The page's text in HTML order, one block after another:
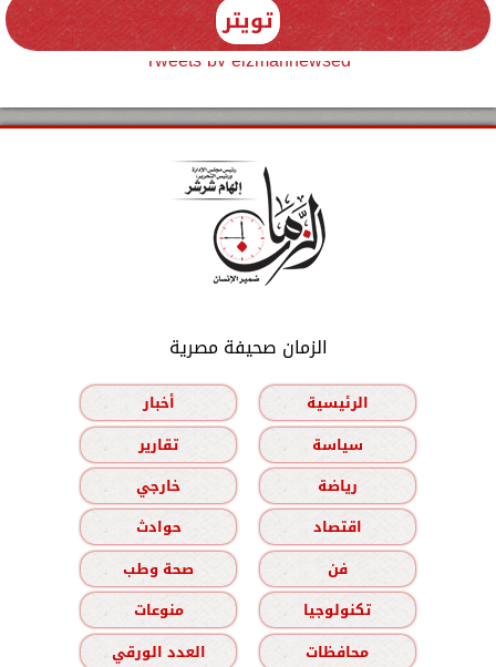
تويتر
Tweets by elzmannewseg
الزمان صحيفة مصرية
الرئيسية
أخبار
سياسة
تقارير
رياضة
خارجي
اقتصاد
حوادث
فن
صحة وطب
تكنولوجيا
منوعات
محافظات
العدد الورقي